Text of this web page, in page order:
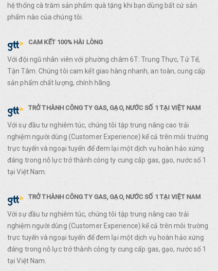
hệ thống cà trăm sản phẩm quà tặng khi bạn dùng bất cứ sản
phẩm nào của chúng tôi.
CAM KẾT 100% HÀI LÒNG
Với đội ngũ nhân viên với phường châm 6T: Trung Thực, Tử Tế,
Tận Tâm. Chúng tôi cam kết giao hàng nhanh, an toàn, cung cấp
sản phẩm chất lượng, chính hãng.
TRỞ THÀNH CÔNG TY GAS, GẠO, NƯỚC SỐ 1 TẠI VIỆT NAM
Với sự đầu tư nghiêm túc, chúng tôi tập trung nâng cao trải
nghiệm người dùng (Customer Experience) kể cả trên môi trường
trực tuyến và ngoại tuyến để đem lại một dịch vụ hoàn hảo xứng
đáng trong nỗ lực trở thành công ty cung cấp gas, gạo, nước số 1
tại Việt Nam.
TRỞ THÀNH CÔNG TY GAS, GẠO, NƯỚC SỐ 1 TẠI VIỆT NAM
Với sự đầu tư nghiêm túc, chúng tôi tập trung nâng cao trải
nghiệm người dùng (Customer Experience) kể cả trên môi trường
trực tuyến và ngoại tuyến để đem lại một dịch vụ hoàn hảo xứng
đáng trong nỗ lực trở thành công ty cung cấp gas, gạo, nước số 1
tại Việt Nam.